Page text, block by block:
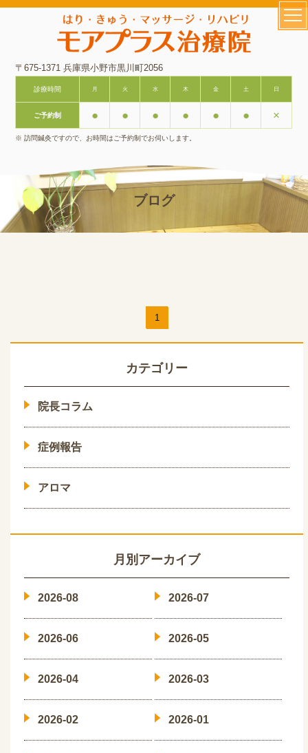
〒675-1371 兵庫県小野市黒川町2056
診療時間 月 火 水 木 金 土 日
ご予約制 ● ● ● ● ● ● ×
※ 訪問鍼灸ですので、お時間はご予約制でお伺いします。
ブログ
1
カテゴリー
院長コラム
症例報告
アロマ
月別アーカイブ
2026-08 2026-07
2026-06 2026-05
2026-04 2026-03
2026-02 2026-01